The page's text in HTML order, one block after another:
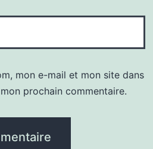
mon e-mail et mon site dans
prochain commentaire.